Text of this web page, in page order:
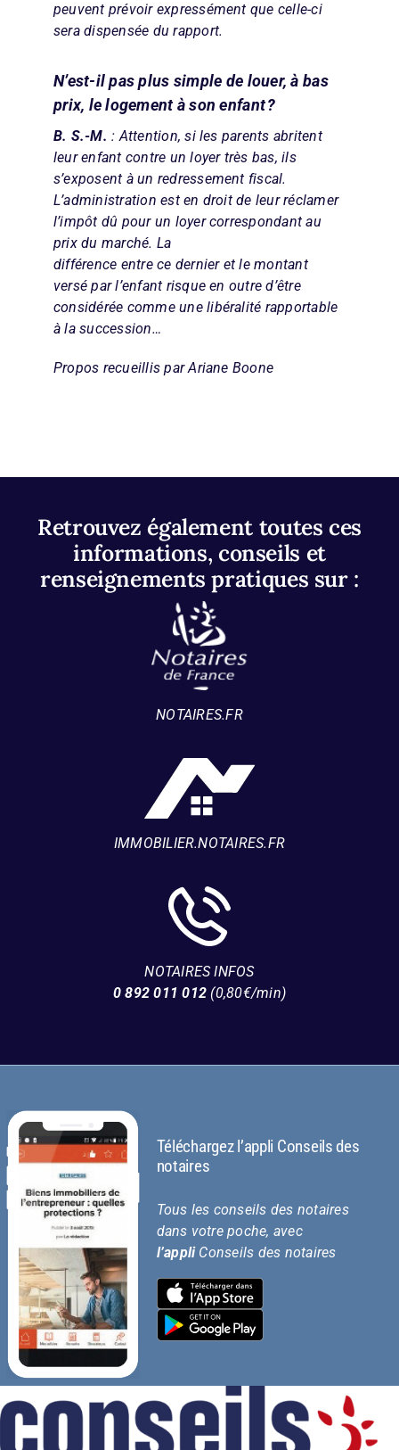
peuvent prévoir expressément que celle-ci
sera dispensée du rapport.
N’est-il pas plus simple de louer, à bas
prix, le logement à son enfant ?
B. S.-M.: Attention, si les parents abritent
leur enfant contre un loyer très bas, ils
s’exposent à un redressement fiscal.
L’administration est en droit de leur réclamer
l’impôt dû pour un loyer correspondant au
prix du marché. La
différence entre ce dernier et le montant
versé par l’enfant risque en outre d’être
considérée comme une libéralité rapportable
à la succession…
Propos recueillis par Ariane Boone
Retrouvez également toutes ces
informations, conseils et
renseignements pratiques sur :
NOTAIRES.FR
IMMOBILIER.NOTAIRES.FR
NOTAIRES INFOS
0 892 011 012 (0,80€/min)
Téléchargez l’appli Conseils des
notaires
Tous les conseils des notaires
dans votre poche, avec
l’appli Conseils des notaires